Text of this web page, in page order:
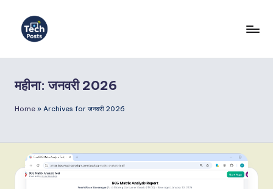
c
h
o
s
महीना:जनवरी 2026
Home » Archives for जनवरी 2026